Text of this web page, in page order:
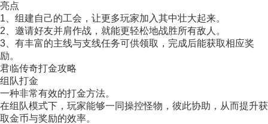
亮点
1、组建自己的工会，让更多玩家加入其中壮大起来。
2、邀请好友并肩作战，就能更轻松地战胜所有敌人。
3、有丰富的主线与支线任务可供领取，完成后能获取相应奖
励。
君临传奇打金攻略
组队打金
一种非常有效的打金方法。
在组队模式下，玩家能够一同操控怪物，彼此协助，从而提升获
取金币与奖励的效率。